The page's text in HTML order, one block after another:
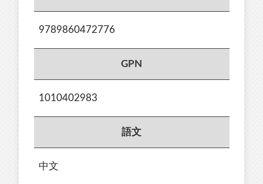
9789860472776
GPN
1010402983
語文
中文